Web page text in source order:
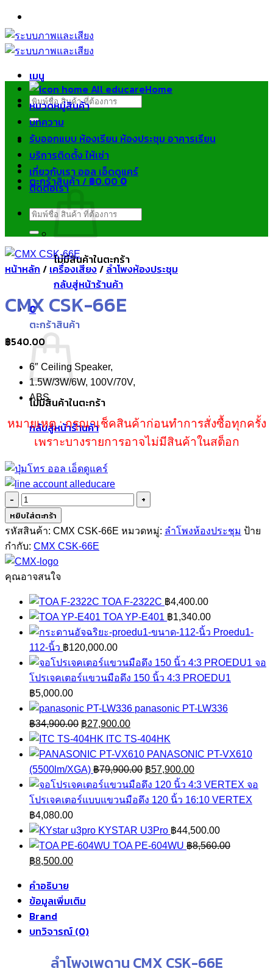
ข้าม
ไป
ยัง
เมนู
ค้นหา:
ตะกร้าสินค้า /฿0.000
ไม่มีสินค้าในตะกร้า
กลับสู่หน้าร้านค้า
0
ตะกร้าสินค้า
ไม่มีสินค้าในตะกร้า
กลับสู่หน้าร้านค้า
Home
หมวดหมู่สินค้า
บทความ
รับออกแบบ ห้องเรียน ห้องประชุม อาคารเรียน
บริการติดตั้ง ให้เช่า
เกี่ยวกับเรา ออล เอ็ดดูแคร์
ติดต่อเรา
ค้นหา:
หน้าหลัก / เครื่องเสียง/ ลำโพงห้องประชุม
CMX CSK-66E
฿540.00
6″ Ceiling Speaker,
1.5W/3W/6W, 100V/70V,
ABS
หมายเหตุ : กรุณาเช็คสินค้าก่อนทำการสั่งซื้อทุกครั้ง
เพราะบางรายการอาจไม่มีสินค้าในสต็อก
จำนวน
CMX
CSK-
66E
ชิ้น
หยิบใส่ตะกร้า
รหัสสินค้า: CMX CSK-66E หมวดหมู่: ลำโพงห้องประชุม ป้าย
กำกับ: CMX CSK-66E
คุณอาจสนใจ
TOA F-2322C ฿4,400.00
TOA YP-E401 ฿1,340.00
Proedu1-
112-นิ้ว ฿120,000.00
จอ
โปรเจคเตอร์แขวนมือดึง 150 นิ้ว 4:3 PROEDU1
฿5,000.00
panasonic PT-LW336
฿34,900.00 Original
price
was:
฿34,900.00.
฿27,900.00Current
price
is:
฿27,900.00.
ITC TS-404HK
PANASONIC PT-VX610
(5500lm/XGA) ฿79,900.00 Original
price
was:
฿57,900.00Current
price
is:
จอ
โปรเจคเตอร์แบบแขวนมือดึง 120 นิ้ว 16:10 VERTEX
฿4,080.00
KYSTAR U3Pro ฿44,500.00
TOA PE-604WU ฿8,560.00
Original
was:
฿8,560.00.
฿8,500.00Current
฿8,500.00.
คำอธิบาย
ข้อมูลเพิ่มเติม
Brand
บทวิจารณ์ (0)
ลำโพงเพดาน CMX CSK-66E